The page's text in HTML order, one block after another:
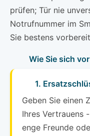
prüfen; Tür nie
Notrufnummer im
Sie bestens
Wie Sie sich
1.
Geben Sie einen
Ihres Vertrauens
enge Freunde